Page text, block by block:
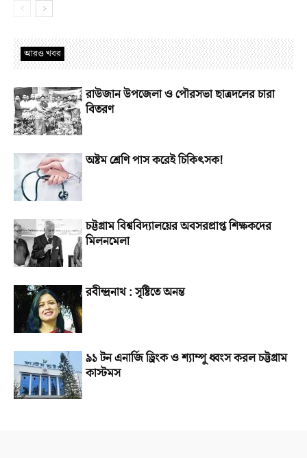
আরও খবর
রাউজান উপজেলা ও পৌরসভা ছাত্রদলের চারা
বিতরণ
অষ্টম শ্রেণি পাস করেই চিকিৎসক!
চট্টগ্রাম বিশ্ববিদ্যালয়ের অবসরপ্রাপ্ত শিক্ষকদের
মিলনমেলা
রবীন্দ্রনাথ : সৃষ্টিতে অনন্ত
৯১ টন এনার্জি ড্রিংক ও শ্যাম্পু ধ্বংস করল চট্টগ্রাম
কাস্টমস